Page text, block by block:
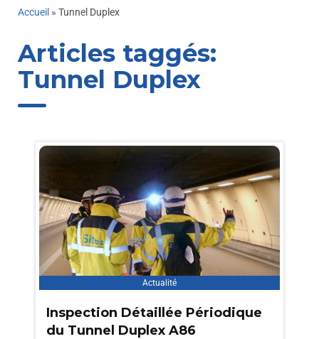
Accueil » Tunnel Duplex
Articles taggés:
Tunnel Duplex
Actualité
Inspection Détaillée Périodique
du Tunnel Duplex A86